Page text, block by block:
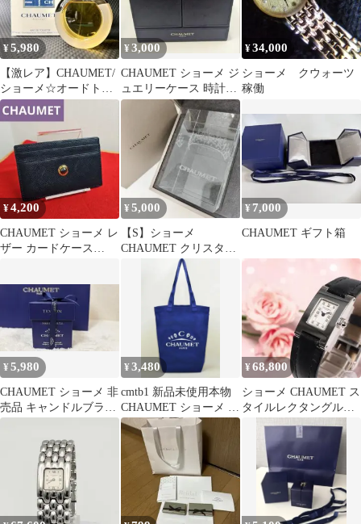
¥5,980
【激レア】CHAUMET/
ショーメ☆オードトワ
レ☆EDT☆50ml☆フラ
ンス製
¥3,000
CHAUMET ショーメ ジ
ュエリーケース 時計ケ
ース 空箱 ネイビー
¥34,000
ショーメ クウォーツ
稼働
¥4,200
CHAUMET ショーメ レ
ザー カードケース
¥5,000
【S】ショーメ
CHAUMET クリスタル
ペーパーウェイト 置物
¥7,000
CHAUMET ギフト箱
¥5,980
CHAUMET ショーメ 非
売品 キャンドルブライ
¥3,480
cmtb1 新品未使用本物
CHAUMET ショーメ ノ
ベルティトートバッグ
¥68,800
ショーメ CHAUMET ス
タイルレクタングル
12Pダイヤ 腕時計 836